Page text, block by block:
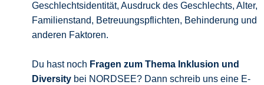
Geschlechtsidentität, Ausdruck des Geschlechts, Alter,
Familienstand, Betreuungspflichten, Behinderung und
anderen Faktoren.
Du hast noch Fragen zum Thema Inklusion und
Diversity bei NORDSEE? Dann schreib uns eine E-